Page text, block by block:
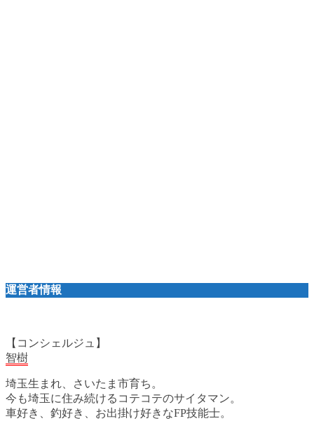
運営者情報
【コンシェルジュ】
智樹
埼玉生まれ、さいたま市育ち。
今も埼玉に住み続けるコテコテのサイタマン。
車好き、釣好き、お出掛け好きなFP技能士。